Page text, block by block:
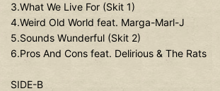
3.What We Live For (Skit 1)
4.Weird Old World feat. Marga-Marl-J
5.Sounds Wunderful (Skit 2)
6.Pros And Cons feat. Delirious & The Rats
SIDE-B